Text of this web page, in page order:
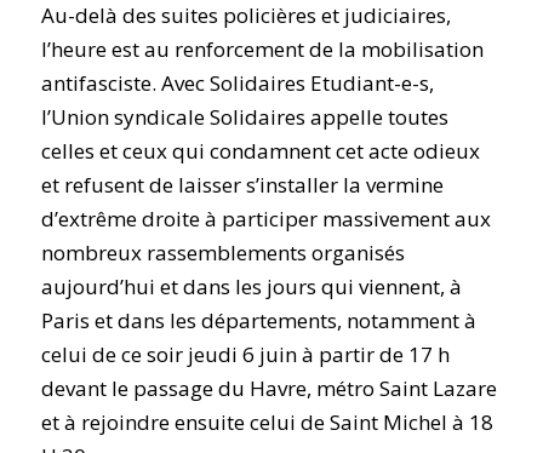
Au-delà des suites policières et judiciaires,
l’heure est au renforcement de la mobilisation
antifasciste. Avec Solidaires Etudiant-e-s,
l’Union syndicale Solidaires appelle toutes
celles et ceux qui condamnent cet acte odieux
et refusent de laisser s’installer la vermine
d’extrême droite à participer massivement aux
nombreux rassemblements organisés
aujourd’hui et dans les jours qui viennent, à
Paris et dans les départements, notamment à
celui de ce soir jeudi 6 juin à partir de 17 h
devant le passage du Havre, métro Saint Lazare
et à rejoindre ensuite celui de Saint Michel à 18